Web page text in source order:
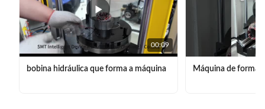
00:09
bobina hidráulica que forma a máquina Máquina de formar